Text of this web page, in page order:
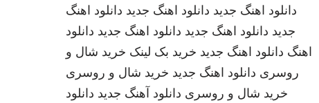
دانلود اهنگ جدید دانلود اهنگ جدید دانلود اهنگ
جدید دانلود اهنگ جدید دانلود اهنگ جدید دانلود
اهنگ دانلود اهنگ جدید خرید بک لینک خرید شال و
روسری دانلود اهنگ جدید خرید شال و روسری
خرید شال و روسری دانلود آهنگ جدید دانلود